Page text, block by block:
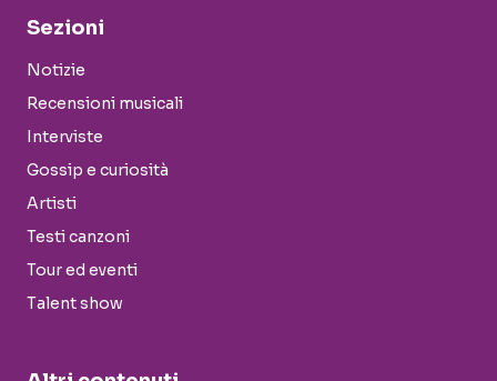
Sezioni
Notizie
Recensioni musicali
Interviste
Gossip e curiosità
Artisti
Testi canzoni
Tour ed eventi
Talent show